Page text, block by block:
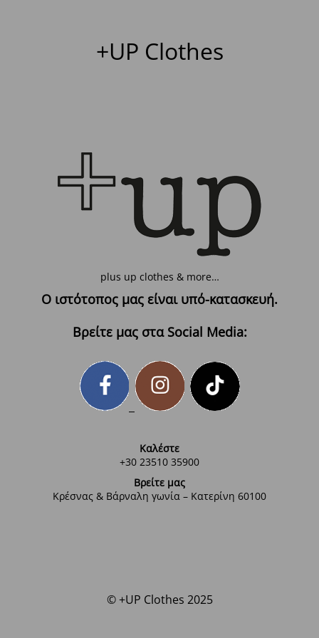
+UP Clothes
plus up clothes & more…
Ο ιστότοπος μας είναι υπό-κατασκευή.
Βρείτε μας στα Social Media:
Καλέστε
+30 23510 35900
Βρείτε μας
Κρέσνας & Βάρναλη γωνία – Κατερίνη 60100
© +UP Clothes 2025